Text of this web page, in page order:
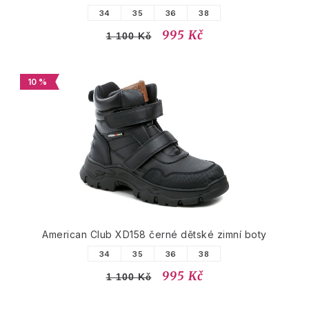
34 35 36 38
1 100 Kč 995 Kč
10 %
American Club XD158 černé dětské zimní boty
34 35 36 38
1 100 Kč 995 Kč